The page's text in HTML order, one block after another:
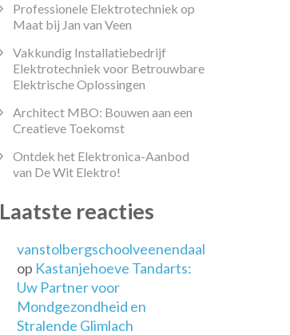
Professionele Elektrotechniek op
Maat bij Jan van Veen
Vakkundig Installatiebedrijf
Elektrotechniek voor Betrouwbare
Elektrische Oplossingen
Architect MBO: Bouwen aan een
Creatieve Toekomst
Ontdek het Elektronica-Aanbod
van De Wit Elektro!
Laatste reacties
vanstolbergschoolveenendaal
op Kastanjehoeve Tandarts:
Uw Partner voor
Mondgezondheid en
Stralende Glimlach